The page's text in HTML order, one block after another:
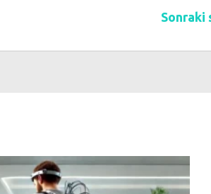
Sonraki